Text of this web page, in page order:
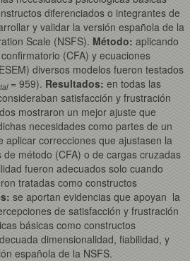
diferenciados o integrantes de
y validar la versión española de la
Scale (NSFS). Método: aplicando
(CFA) y ecuaciones
diversos modelos fueron testados
= 959). Resultados: en todas las
satisfacción y frustración
mostraron un mejor ajuste que
necesidades como partes de un
aplicar correcciones que ajustasen la
método (CFA) o de cargas cruzadas
fueron adecuados solo cuando
tratadas como constructos
se aportan evidencias que apoyan la
de satisfacción y frustración
básicas como constructos
dimensionalidad, fiabilidad, y
española de la NSFS.